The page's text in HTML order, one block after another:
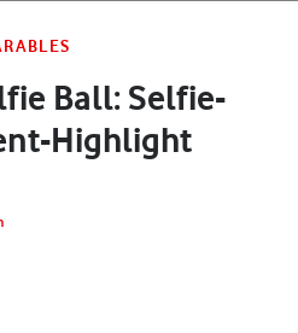
Ball: Selfie-
Highlight